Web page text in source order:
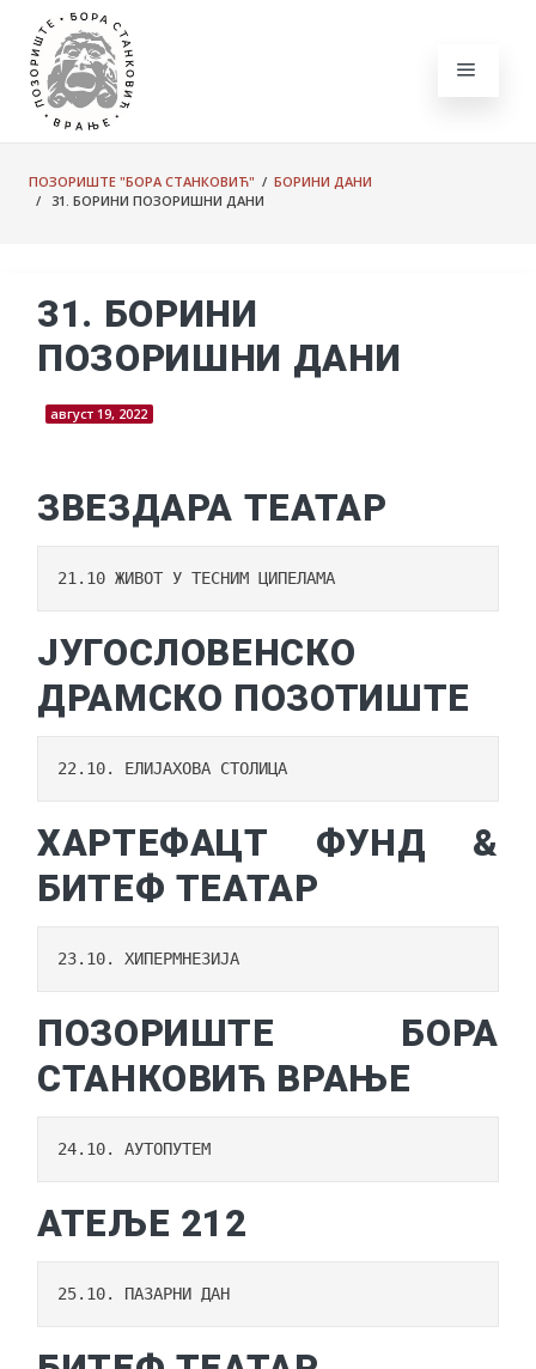
ПОЗОРИШТЕ "БОРА СТАНКОВИЋ" / БОРИНИ ДАНИ
/ 31. БОРИНИ ПОЗОРИШНИ ДАНИ
31. БОРИНИ
ПОЗОРИШНИ ДАНИ
август 19, 2022
ЗВЕЗДАРА ТЕАТАР
21.10 ЖИВОТ У ТЕСНИМ ЦИПЕЛАМА
ЈУГОСЛОВЕНСКО
ДРАМСКО ПОЗОТИШТЕ
22.10. ЕЛИЈАХОВА СТОЛИЦА
ХАРТЕФАЦТ ФУНД &
БИТЕФ ТЕАТАР
23.10. ХИПЕРМНЕЗИЈА
ПОЗОРИШТЕ БОРА
СТАНКОВИЋ ВРАЊЕ
24.10. АУТОПУТЕМ
АТЕЉЕ 212
25.10. ПАЗАРНИ ДАН